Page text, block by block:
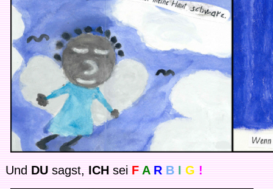
UndDUsagst,ICHseiFARBIG!